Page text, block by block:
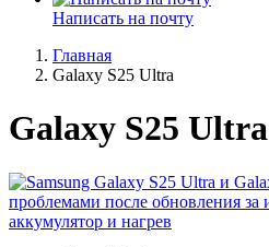
Написать на почту
Главная
Galaxy S25 Ultra
Galaxy S25 Ultra